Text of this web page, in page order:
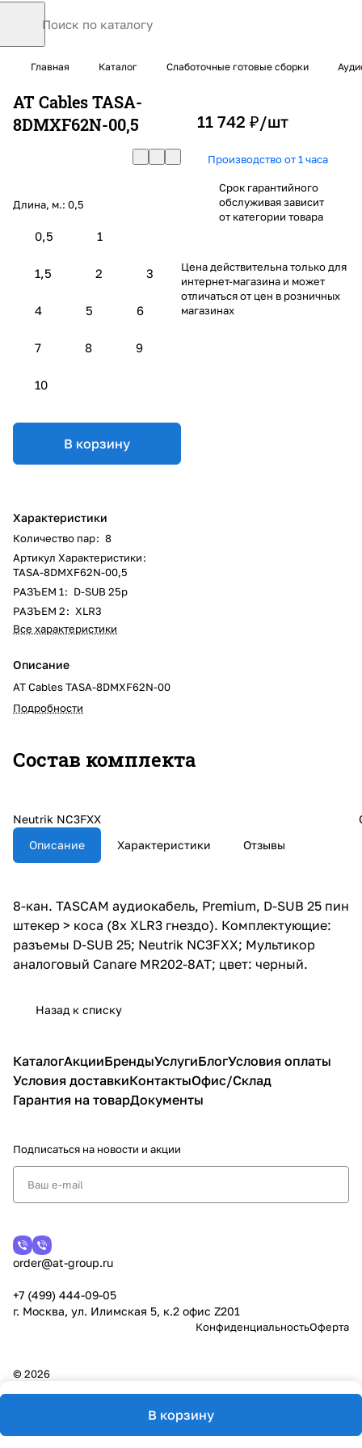
Главная Каталог Слаботочные готовые сборки
AT Cables TASA-
8DMXF62N-00,5
Длина, м.: 0,5
0,5 1
1,5 2 3
4 5 6
7 8 9
10
В корзину
Характеристики
Количество пар: 8
Артикул Характеристики:
TASA-8DMXF62N-00,5
РАЗЪЕМ 1: D-SUB 25p
РАЗЪЕМ 2: XLR3
Все характеристики
Описание
AT Cables TASA-8DMXF62N-00
Подробности
11 742 ₽/шт
Производство от 1 часа
Срок гарантийного
обслуживая зависит
от категории товара
Цена действительна только для
интернет-магазина и может
отличаться от цен в розничных
магазинах
Состав комплекта
Neutrik NC3FXX
Описание
Характеристики Отзывы
8-кан. TASCAM аудиокабель, Premium, D-SUB 25 пин
штекер > коса (8х XLR3 гнездо). Комплектующие:
разъемы D-SUB 25; Neutrik NC3FXX; Мультикор
аналоговый Canare MR202-8AT; цвет: черный.
Назад к списку
В корзину
КаталогАкцииБрендыУслугиБлогУсловия оплаты
Условия доставкиКонтактыОфис/Склад
Гарантия на товарДокументы
Подписаться на новости и акции
order@at-group.ru
+7 (499) 444-09-05
г. Москва, ул. Илимская 5, к.2 офис Z201
КонфиденциальностьОферта
© 2026